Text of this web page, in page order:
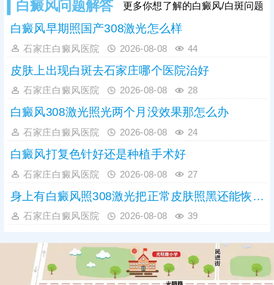
白癜风问题解答 更多你想了解的白癜风/白斑问题
白癜风早期照国产308激光怎么样
石家庄白癜风医院 2026-08-08 44
皮肤上出现白斑去石家庄哪个医院治好
石家庄白癜风医院 2026-08-08 28
白癜风308激光照光两个月没效果那怎么办
石家庄白癜风医院 2026-08-08 24
白癜风打复色针好还是种植手术好
石家庄白癜风医院 2026-08-08 27
身上有白癜风照308激光把正常皮肤照黑还能恢复吗
石家庄白癜风医院 2026-08-08 39